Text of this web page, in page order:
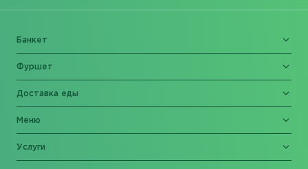
Банкет
Фуршет
Доставка еды
Меню
Услуги